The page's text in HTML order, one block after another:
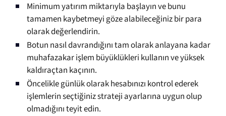
Minimum yatırım miktarıyla başlayın ve bunu
tamamen kaybetmeyi göze alabileceğiniz bir para
olarak değerlendirin.
Botun nasıl davrandığını tam olarak anlayana kadar
muhafazakar işlem büyüklükleri kullanın ve yüksek
kaldıraçtan kaçının.
Öncelikle günlük olarak hesabınızı kontrol ederek
işlemlerin seçtiğiniz strateji ayarlarına uygun olup
olmadığını teyit edin.